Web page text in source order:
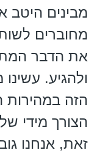
מבינים היטב
מחוברים
את הדבר
ולהגיע.
הזה
הצורך מידי
זאת, אנחנו